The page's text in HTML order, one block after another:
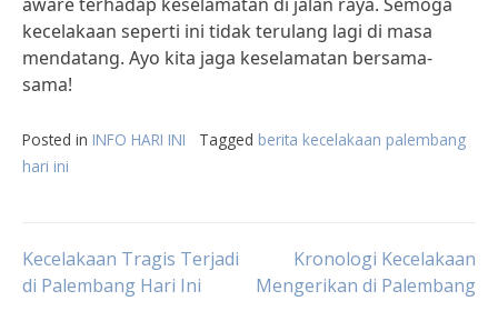
kecelakaan seperti ini tidak terulang lagi di masa
mendatang. Ayo kita jaga keselamatan bersama-
sama!
Posted in INFO HARI INI Tagged berita kecelakaan palembang
hari ini
Post
Kecelakaan Tragis Terjadi
di Palembang Hari Ini
Kronologi Kecelakaan
Mengerikan di Palembang